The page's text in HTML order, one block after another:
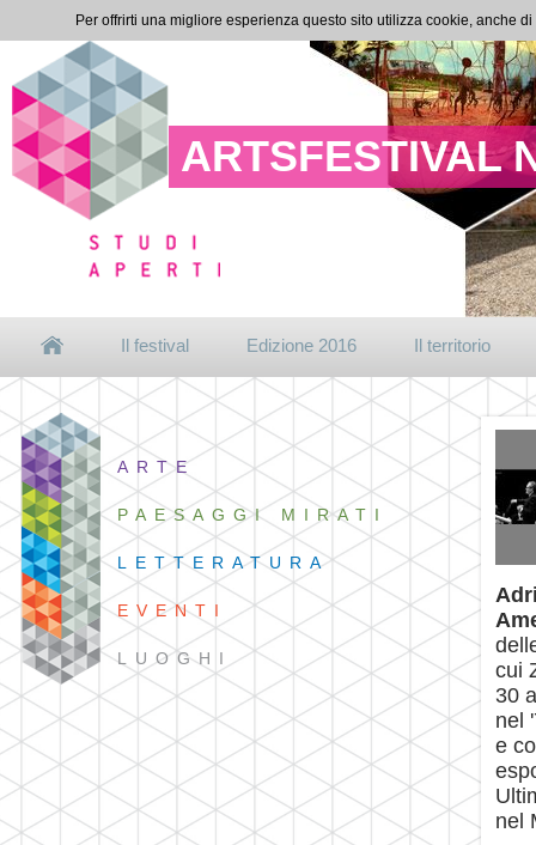
ARTSFESTIVAL
Il festival Edizione 2016 Il territorio
ARTE
PAESAGGI MIRATI
LETTERATURA
EVENTI
LUOGHI
cui
30
nel
e
nel
Per offrirti una migliore esperienza questo sito utilizza cookie, anche